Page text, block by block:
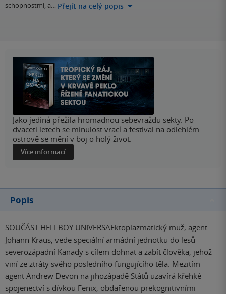
schopnostmi, a… Přejít na celý popis
Jako jediná přežila hromadnou sebevraždu sekty. Po
dvaceti letech se minulost vrací a festival na odlehlém
ostrově se mění v boj o holý život.
Více informací
Popis
SOUČÁST HELLBOY UNIVERSAEktoplazmatický muž, agent
Johann Kraus, vede speciální armádní jednotku do lesů
severozápadní Kanady s cílem dohnat a zabít člověka, jehož
viní ze ztráty svého posledního fungujícího těla. Mezitím
agent Andrew Devon na jihozápadě Států uzavírá křehké
spojenectví s dívkou Fenix, obdařenou prekognitivními